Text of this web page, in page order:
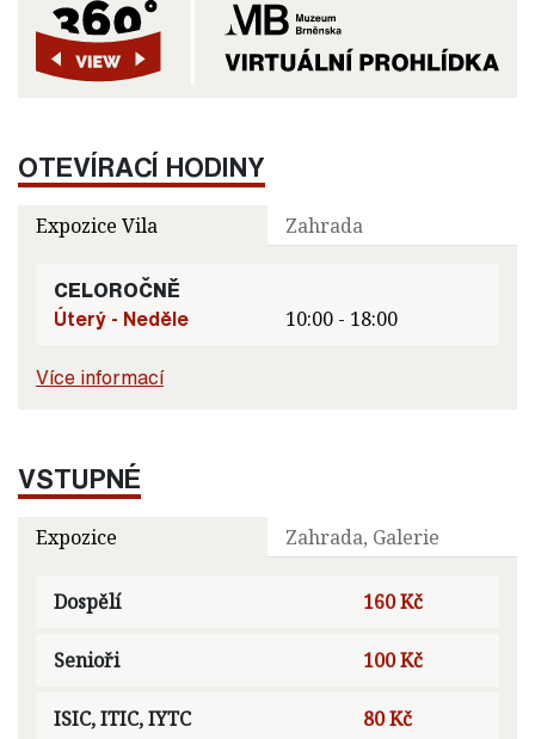
OTEVÍRACÍ HODINY
Expozice Vila Zahrada
CELOROČNĚ
Úterý - Neděle
10:00 - 18:00
Více informací
VSTUPNÉ
Expozice Zahrada, Galerie
Dospělí 160 Kč
Senioři 100 Kč
ISIC, ITIC, IYTC 80 Kč